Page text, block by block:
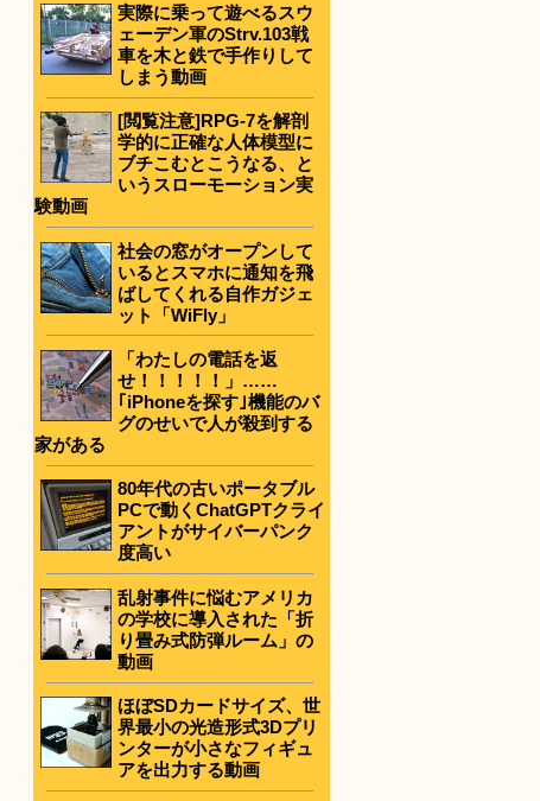
実際に乗って遊べるスウ
ェーデン軍のStrv.103戦
車を木と鉄で手作りして
しまう動画
[閲覧注意]RPG-7を解剖
学的に正確な人体模型に
ブチこむとこうなる、と
いうスローモーション実
験動画
社会の窓がオープンして
いるとスマホに通知を飛
ばしてくれる自作ガジェ
ット「WiFly」
「わたしの電話を返
せ！！！！！」……
｢iPhoneを探す｣機能のバ
グのせいで人が殺到する
家がある
80年代の古いポータブル
PCで動くChatGPTクライ
アントがサイバーパンク
度高い
乱射事件に悩むアメリカ
の学校に導入された「折
り畳み式防弾ルーム」の
動画
ほぼSDカードサイズ、世
界最小の光造形式3Dプリ
ンターが小さなフィギュ
アを出力する動画